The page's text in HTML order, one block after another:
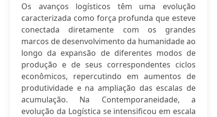
Os avanços logísticos têm uma evolução
caracterizada como força profunda que esteve
conectada diretamente com os grandes
marcos de desenvolvimento da humanidade ao
longo da expansão de diferentes modos de
produção e de seus correspondentes ciclos
econômicos, repercutindo em aumentos de
produtividade e na ampliação das escalas de
acumulação. Na Contemporaneidade, a
evolução da Logística se intensificou em escala